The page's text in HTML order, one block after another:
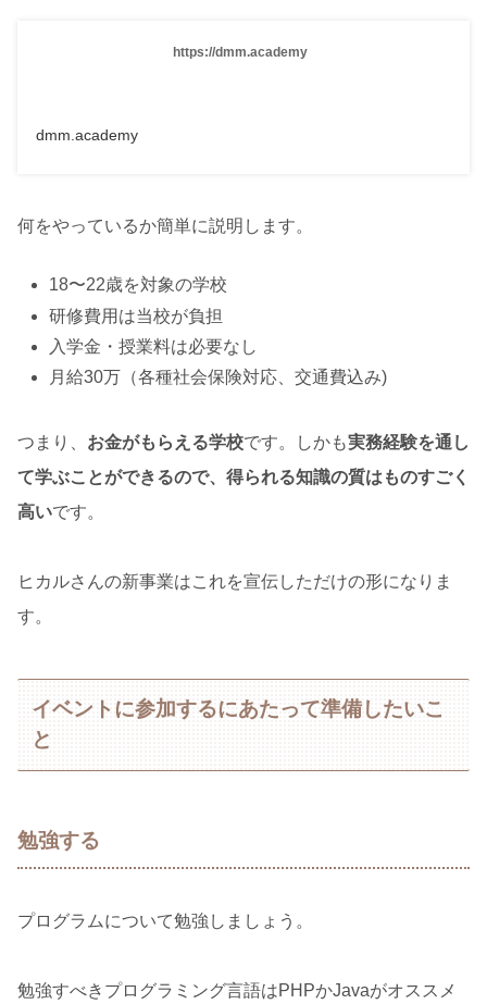
https://dmm.academy
dmm.academy
何をやっているか簡単に説明します。
18〜22歳を対象の学校
研修費用は当校が負担
入学金・授業料は必要なし
月給30万（各種社会保険対応、交通費込み)
つまり、 お金がもらえる学校です。しかも実務経験を通し
て学ぶことができるので、得られる知識の質はものすごく
高いです。
ヒカルさんの新事業はこれを宣伝しただけの形になりま
す。
イベントに参加するにあたって準備したいこ
と
勉強する
プログラムについて勉強しましょう。
勉強すべきプログラミング言語はPHPかJavaがオススメ